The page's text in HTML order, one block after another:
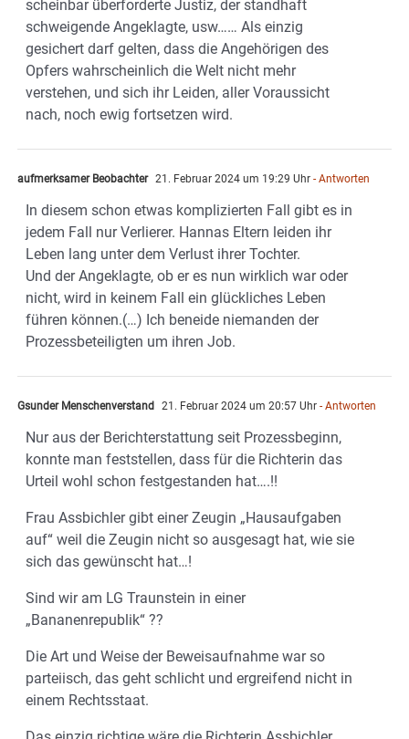
scheinbar überforderte Justiz, der standhaft
schweigende Angeklagte, usw…… Als einzig
gesichert darf gelten, dass die Angehörigen des
Opfers wahrscheinlich die Welt nicht mehr
verstehen, und sich ihr Leiden, aller Voraussicht
nach, noch ewig fortsetzen wird.
aufmerksamer Beobachter 21. Februar 2024 um 19:29 Uhr - Antworten
In diesem schon etwas komplizierten Fall gibt es in
jedem Fall nur Verlierer. Hannas Eltern leiden ihr
Leben lang unter dem Verlust ihrer Tochter.
Und der Angeklagte, ob er es nun wirklich war oder
nicht, wird in keinem Fall ein glückliches Leben
führen können.(…) Ich beneide niemanden der
Prozessbeteiligten um ihren Job.
Gsunder Menschenverstand 21. Februar 2024 um 20:57 Uhr - Antworten
Nur aus der Berichterstattung seit Prozessbeginn,
konnte man feststellen, dass für die Richterin das
Urteil wohl schon festgestanden hat….!!
Frau Assbichler gibt einer Zeugin „Hausaufgaben
auf“ weil die Zeugin nicht so ausgesagt hat, wie sie
sich das gewünscht hat…!
Sind wir am LG Traunstein in einer
„Bananenrepublik“ ??
Die Art und Weise der Beweisaufnahme war so
parteiisch, das geht schlicht und ergreifend nicht in
einem Rechtsstaat.